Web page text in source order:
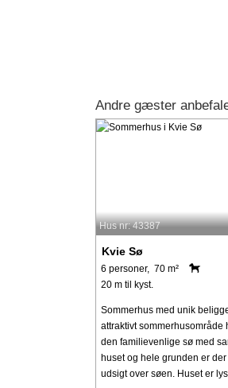
Andre gæster
Hus nr: 43387
Kvie Sø
6 personer, 70 m²
20 m til kyst.
Sommerhus med unik
attraktivt sommerhusområde
den familievenlige sø med
huset og hele grunden er
udsigt over søen. Huset er lyst